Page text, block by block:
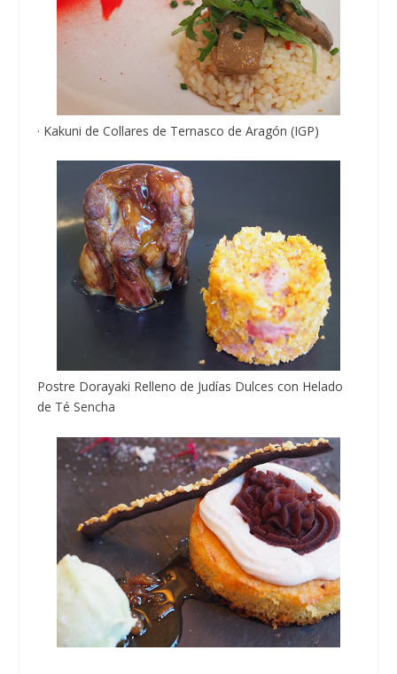
· Kakuni de Collares de Ternasco de Aragón (IGP)
Postre Dorayaki Relleno de Judías Dulces con Helado
de Té Sencha